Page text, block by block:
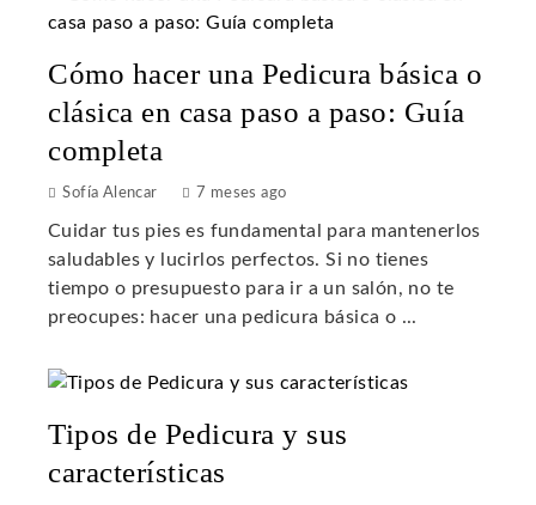
Cómo hacer una Pedicura básica o
clásica en casa paso a paso: Guía
completa
Sofía Alencar 7 meses ago
Cuidar tus pies es fundamental para mantenerlos
saludables y lucirlos perfectos. Si no tienes
tiempo o presupuesto para ir a un salón, no te
preocupes: hacer una pedicura básica o ...
Tipos de Pedicura y sus
características